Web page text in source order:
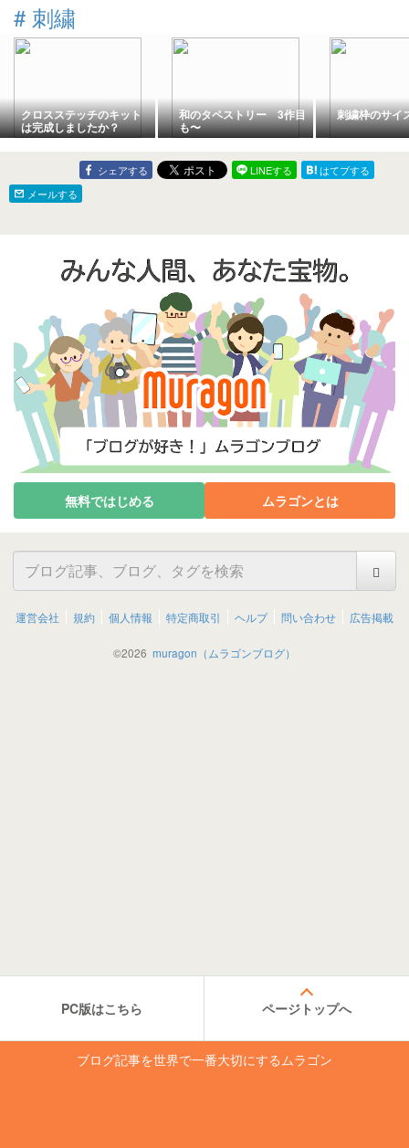
# 刺繍
クロスステッチのキット
は完成しましたか？
和のタペストリー 3作目
も〜
刺繍枠のサ
シェアする LINEする
はてブする
メールする
無料ではじめる ムラゴンとは
運営会社 規約 個人情報 特定商取引 ヘルプ 問い合わせ 広告掲載
©2026 muragon（ムラゴンブログ）
PC版はこちら ページトップへ
ブログ記事を世界で一番大切にするムラゴン